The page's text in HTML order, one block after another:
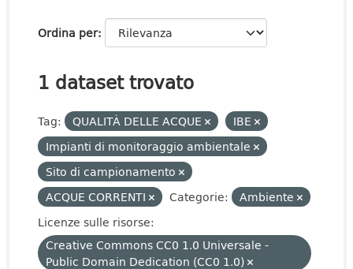
Ordina per
1 dataset trovato
Tag: QUALITÀ DELLE ACQUE
IBE
Impianti di monitoraggio ambientale
Sito di campionamento
ACQUE CORRENTI
Categorie:
Ambiente
Licenze sulle risorse:
Creative Commons CC0 1.0 Universale -
Public Domain Dedication (CC0 1.0)